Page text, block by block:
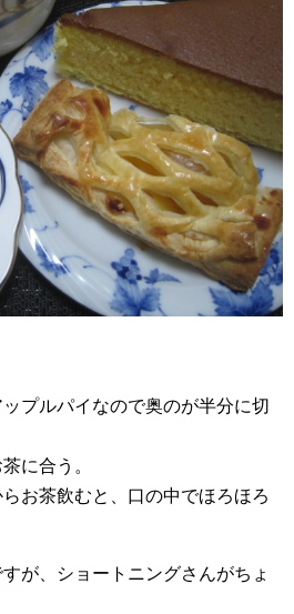
プルパイなので奥のが半分に切
に合う。
お茶飲むと、口の中でほろほろ
が、ショートニングさんがちょ